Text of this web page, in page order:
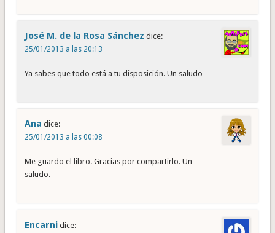
José M. de la Rosa Sánchez dice:
25/01/2013 a las 20:13
Ya sabes que todo está a tu disposición. Un saludo
Ana dice:
25/01/2013 a las 00:08
Me guardo el libro. Gracias por compartirlo. Un
saludo.
Encarni dice: